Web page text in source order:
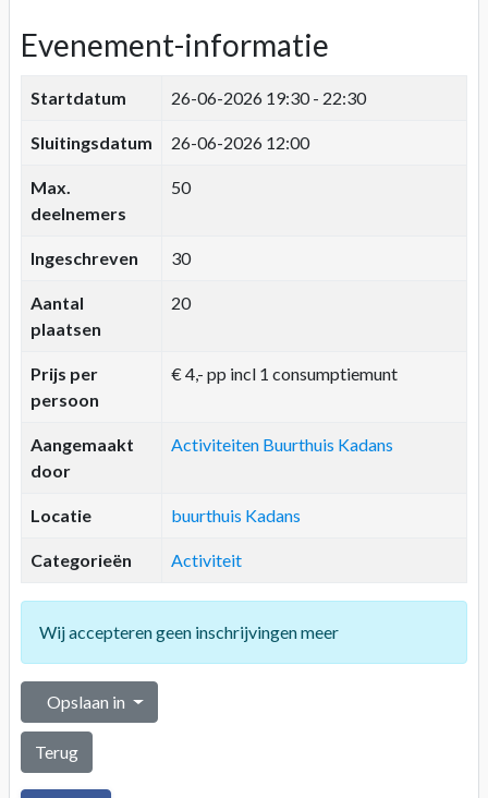
Evenement-informatie
Startdatum 26-06-2026 19:30 - 22:30
Sluitingsdatum 26-06-2026 12:00
Max.
deelnemers
50
Ingeschreven 30
Aantal
plaatsen
20
Prijs per
persoon
€ 4,- pp incl 1 consumptiemunt
Aangemaakt
door
Activiteiten Buurthuis Kadans
Locatie buurthuis Kadans
Categorieën Activiteit
Wij accepteren geen inschrijvingen meer
Opslaan in
Terug